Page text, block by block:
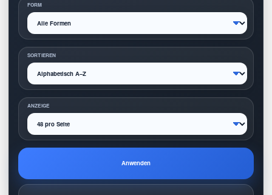
FORM
SORTIEREN
ANZEIGE
Anwenden